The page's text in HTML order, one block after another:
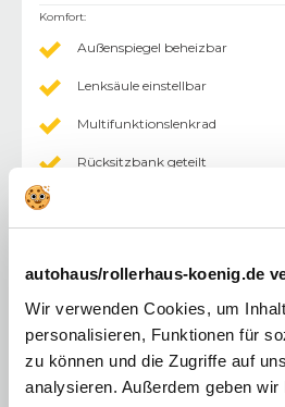
autohaus/rollerhaus-koenig.de
Wir verwenden Cookies, um
personalisieren, Funktionen für
zu können und die Zugriffe auf
analysieren. Außerdem geben
Komfort:
Außenspiegel beheizbar
Lenksäule einstellbar
Multifunktionslenkrad
Rücksitzbank geteilt
Außenspiegel elektr.
keyless-Go
Lederlenkrad
Mittelarmlehne